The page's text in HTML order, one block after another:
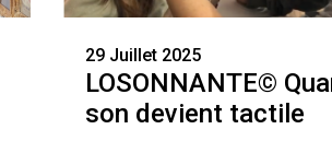
29 Juillet 2025
LOSONNANTE©
son devient tactile